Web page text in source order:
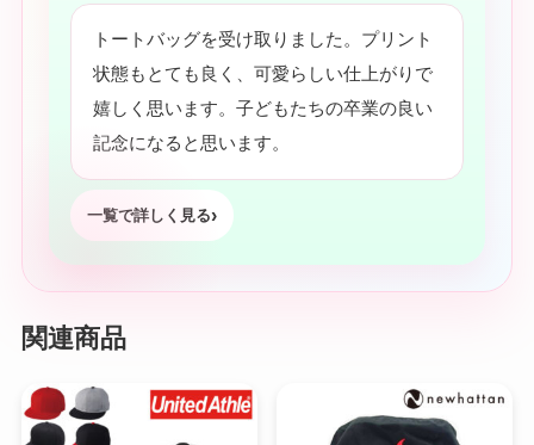
トートバッグを受け取りました。プリント
状態もとても良く、可愛らしい仕上がりで
嬉しく思います。子どもたちの卒業の良い
記念になると思います。
一覧で詳しく見る
関連商品